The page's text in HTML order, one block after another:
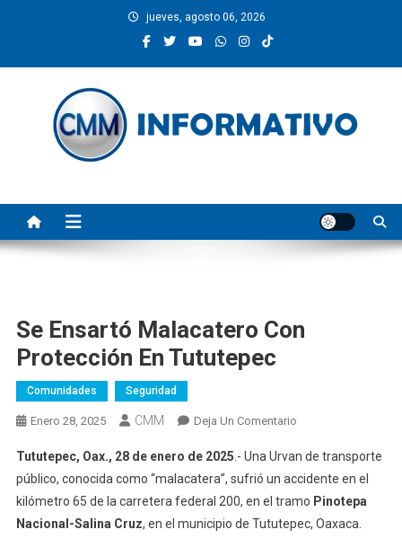
jueves, agosto 06, 2026
Se Ensartó Malacatero Con
Protección En Tututepec
Comunidades Seguridad
Enero 28, 2025 CMM Deja Un ComentarioEn
Ensartó
Malacatero
Con
Protección
Tututepec, Oax., 28 de enero de 2025 .- Una Urvan de transporte
público, conocida como “malacatera”, sufrió un accidente en el
kilómetro 65 de la carretera federal 200, en el tramo Pinotepa
Nacional-Salina Cruz, en el municipio de Tututepec, Oaxaca.